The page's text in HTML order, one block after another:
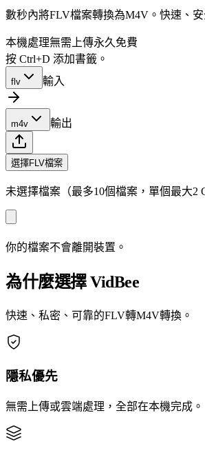
數秒內將FLV檔案轉換為M4V。快速、
本機處理無需上傳永久免費
按 Ctrl+D 添加書籤。
flv 輸入
m4v 輸出
選擇FLV檔案
未選擇檔案（最多10個檔案，單個最大2
你的檔案不會離開裝置。
為什麼選擇 VidBee
快速、私密、可靠的FLV轉M4V轉換。
隱私優先
無需上傳或雲端處理，全部在本機完成。